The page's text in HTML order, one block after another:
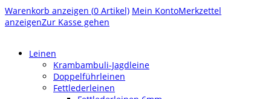
Warenkorb anzeigen (0 Artikel) Mein KontoMerkzettel
anzeigenZur Kasse gehen
Leinen
Krambambuli-Jagdleine
Doppelführleinen
Fettlederleinen